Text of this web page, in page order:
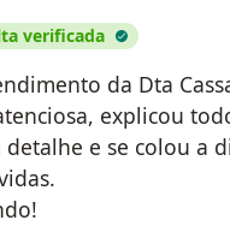
verificada
da Dta
explicou
e se colou a